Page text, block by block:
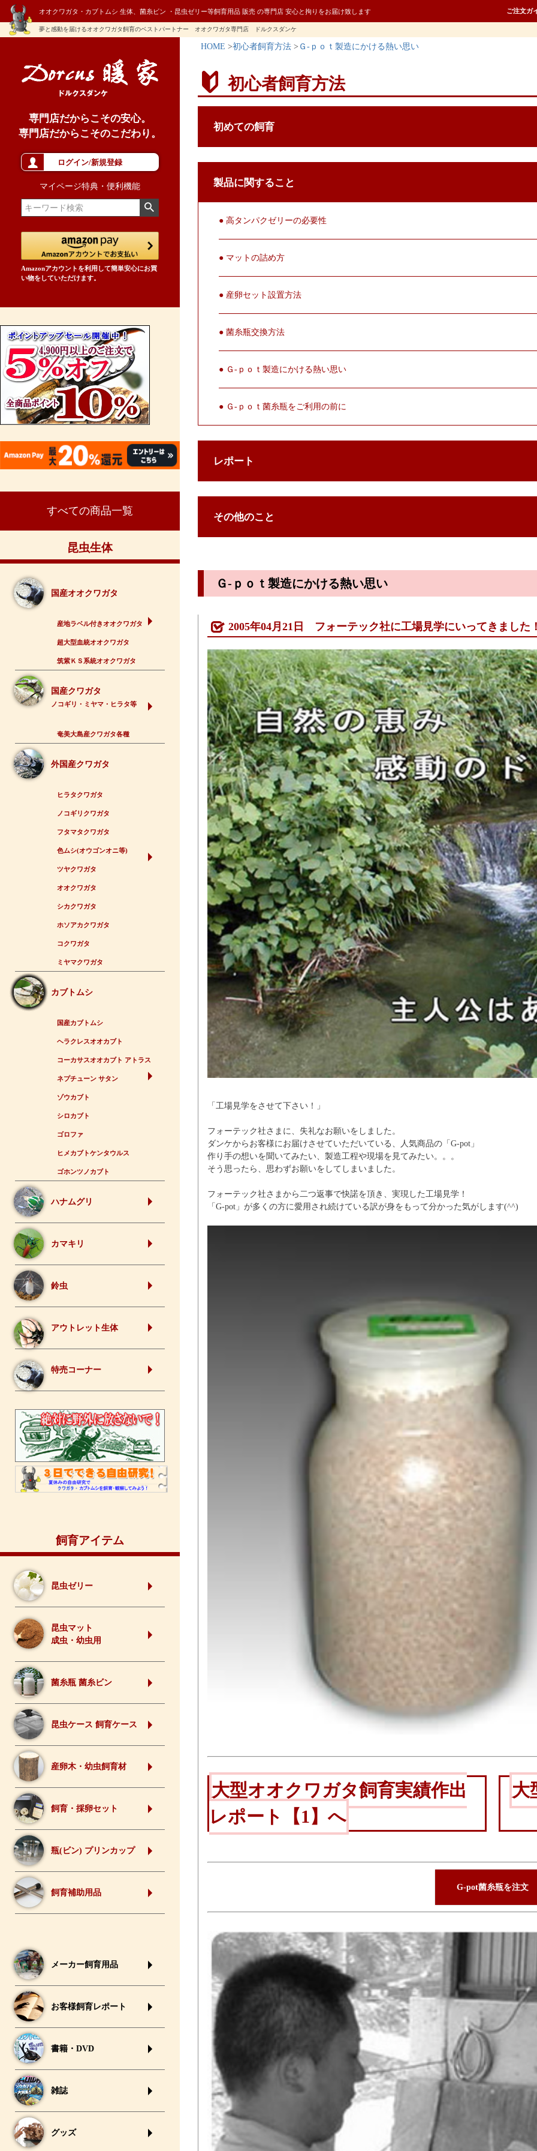
オオクワガタ・カブトムシ 生体、菌糸ビン ・昆虫ゼリー等飼育用品 販売 の専門店 安心と拘りをお届け致します ご注文ガ
夢と感動を届けるオオクワガタ飼育のベストパートナー オオクワガタ専門店 ドルクスダンケ
専門店だからこその安心。
専門店だからこそのこだわり。
ログイン/新規登録
マイページ特典・便利機能
Amazonアカウントを利用して簡単安心にお買
い物をしていただけます。
すべての商品一覧
昆虫生体
国産オオクワガタ
産地ラベル付きオオクワガタ
超大型血統オオクワガタ
筑紫ＫＳ系統オオクワガタ
国産クワガタ
ノコギリ・ミヤマ・ヒラタ等
奄美大島産クワガタ各種
外国産クワガタ
ヒラタクワガタ
ノコギリクワガタ
フタマタクワガタ
色ムシ(オウゴンオニ等)
ツヤクワガタ
オオクワガタ
シカクワガタ
ホソアカクワガタ
コクワガタ
ミヤマクワガタ
カブトムシ
国産カブトムシ
ヘラクレスオオカブト
コーカサスオオカブト アトラス
ネプチューン サタン
ゾウカブト
シロカブト
ゴロファ
ヒメカブトケンタウルス
ゴホンツノカブト
ハナムグリ
カマキリ
鈴虫
アウトレット生体
特売コーナー
飼育アイテム
昆虫ゼリー
昆虫マット
成虫・幼虫用
菌糸瓶 菌糸ビン
昆虫ケース 飼育ケース
産卵木・幼虫飼育材
飼育・採卵セット
瓶(ビン) プリンカップ
飼育補助用品
メーカー飼育用品
お客様飼育レポート
書籍・DVD
雑誌
グッズ
HOME 初心者飼育方法 Ｇ-ｐｏｔ製造にかける熱い思い
初心者飼育方法
初めての飼育
製品に関すること
● 高タンパクゼリーの必要性
● マットの詰め方
● 産卵セット設置方法
● 菌糸瓶交換方法
● Ｇ-ｐｏｔ製造にかける熱い思い
● Ｇ-ｐｏｔ菌糸瓶をご利用の前に
レポート
その他のこと
Ｇ-ｐｏｔ製造にかける熱い思い
2005年04月21日 フォーテック社に工場見学にいってきました
「工場見学をさせて下さい！」
フォーテック社さまに、失礼なお願いをしました。
ダンケからお客様にお届けさせていただいている、人気商品の「G-pot」
作り手の想いを聞いてみたい、製造工程や現場を見てみたい。。。
そう思ったら、思わずお願いをしてしまいました。
フォーテック社さまから二つ返事で快諾を頂き、実現した工場見学！
「G-pot」が多くの方に愛用され続けている訳が身をもって分かった気がします(^^)
大型オオクワガタ飼育実績作出
レポート【1】へ
大
G-pot菌糸瓶を注文